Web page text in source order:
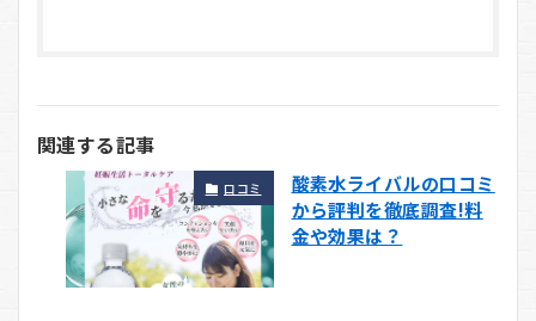
関連する記事
口コミ
酸素水ライバルの口コミ
から評判を徹底調査!料
金や効果は？